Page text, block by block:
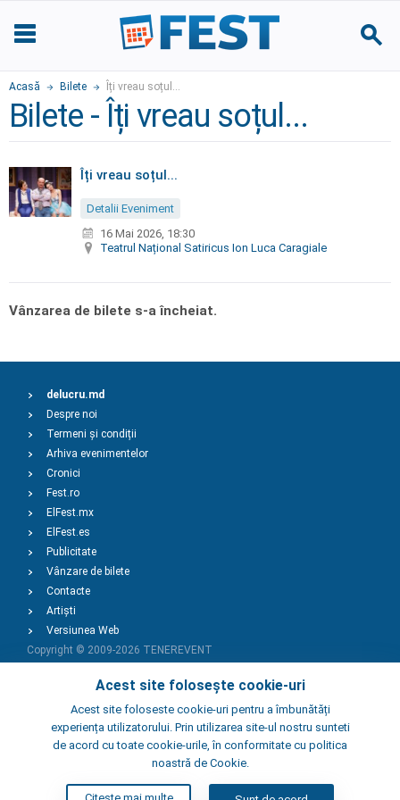
Acasă Bilete Îți vreau soțul...
Bilete - Îți vreau soțul...
Îți vreau soțul...
Detalii Eveniment
16 Mai 2026, 18:30
Teatrul Național Satiricus Ion Luca Caragiale
Vânzarea de bilete s-a încheiat.
Acest site folosește cookie-uri
Acest site foloseste cookie-uri pentru a îmbunătăți
experiența utilizatorului. Prin utilizarea site-ul nostru sunteti
de acord cu toate cookie-urile, în conformitate cu politica
noastră de Cookie.
Citeste mai multe
delucru.md
Despre noi
Termeni și condiții
Arhiva evenimentelor
Cronici
Fest.ro
ElFest.mx
ElFest.es
Publicitate
Vânzare de bilete
Contacte
Artiști
Versiunea Web
Copyright © 2009-2026 TENEREVENT
Adaugă Local